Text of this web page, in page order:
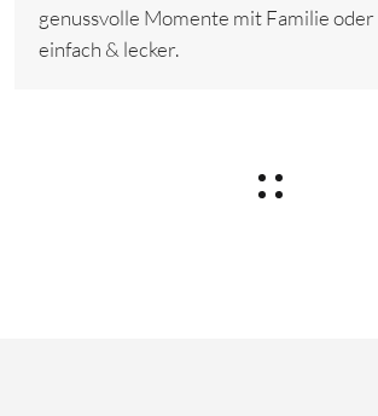
genussvolle Momente mit Familie oder
einfach & lecker.